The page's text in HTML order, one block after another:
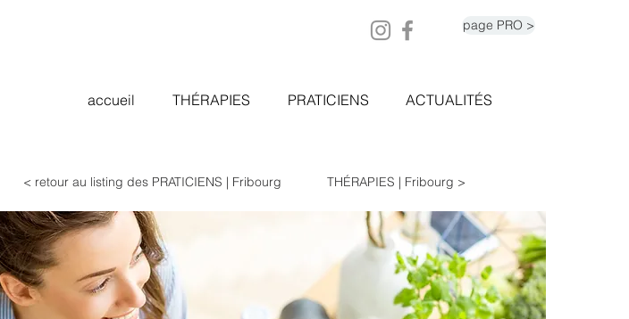
page PRO >
accueil THÉRAPIES PRATICIENS ACTUALITÉS
< retour au listing des PRATICIENS | Fribourg THÉRAPIES | Fribourg >